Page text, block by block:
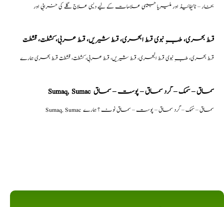
بخار – ٹائیفائیڈ اور ملیریا جیسی علامات کے لیے دیسی علاج گلے کی خرابی اور
قسط بحری، طبِ نبوی قسط البحری، قسط شیریں، قسط عربی، كشطت، قشطت
قسط بحری، طبِ نبوی قسط البحری، قسط شیریں، قسط عربی، كشطت، قشطت قسط بحری ہمارے
Sumaq, Sumac سماق – سُمک – گرد سماق – پوست – سماق
Sumaq, Sumac سماق – سُمک – گرد سماق – پوست – سماق نوٹ ؟ ہمارے